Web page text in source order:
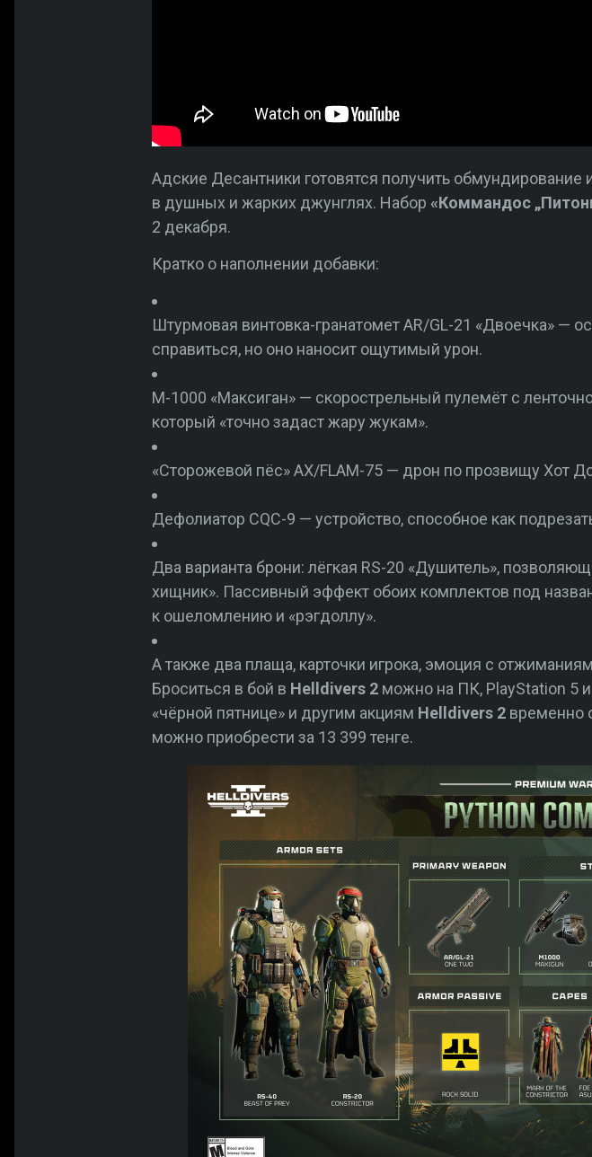
Адские Десантники готовятся получить
в душных и жарких джунглях. Набор «Коммандос
2 декабря.
Кратко о наполнении добавки:
Штурмовая винтовка-гранатомет AR/GL-21 «Двоечка» —
справиться, но оно наносит ощутимый урон.
M-1000 «Максиган» — скорострельный пулемёт с
который «точно задаст жару жукам».
«Сторожевой пёс» AX/FLAM-75 — дрон по прозвищу Хот
Дефолиатор CQC-9 — устройство, способное как
Два варианта брони: лёгкая RS-20 «Душитель»,
хищник». Пассивный эффект обоих комплектов под
к ошеломлению и «рэгдоллу».
А также два плаща, карточки игрока, эмоция с
Броситься в бой в Helldivers 2можно на ПК, PlayStation 5 и
«чёрной пятнице» и другим акциям Helldivers 2временно
можно приобрести за 13 399 тенге.